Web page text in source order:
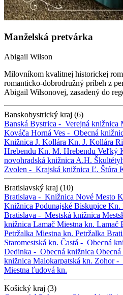
Manželská pretvárka
Abigail Wilson
Milovníkom kvalitnej historickej
romanticko-dobrodružný príbeh z
Abigail Wilsonovej, zasadený do
Banskobystrický kraj (6)
Banská Bystrica - Verejná knižnica
Kováča Horná Ves - Obecná
Knižnica J. Kollára Kn. J. Kollára
Hrebendu Kn. M. Hrebendu Veľký
novohradská knižnica A.H.
Zvolen - Krajská knižnica Ľ. Štúra
Bratislavský kraj (10)
Bratislava - Knižnica Nové Mesto
Knižnica Podunajské Biskupice Kn.
Bratislava - Mestská knižnica
knižnica Lamač Miestna kn. Lamač
Petržalka Miestna kn. Petržalka
Staromestská kn. Častá - Obecná
Dedinka - Obecná knižnica Obecná
knižnica Malokarpatská kn. Zohor -
Miestna ľudová kn.
Košický kraj (3)